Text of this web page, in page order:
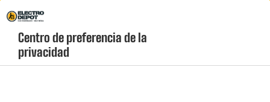
Menú
geolocation-header-icon-text
account
Centro de preferencia de la
privacidad